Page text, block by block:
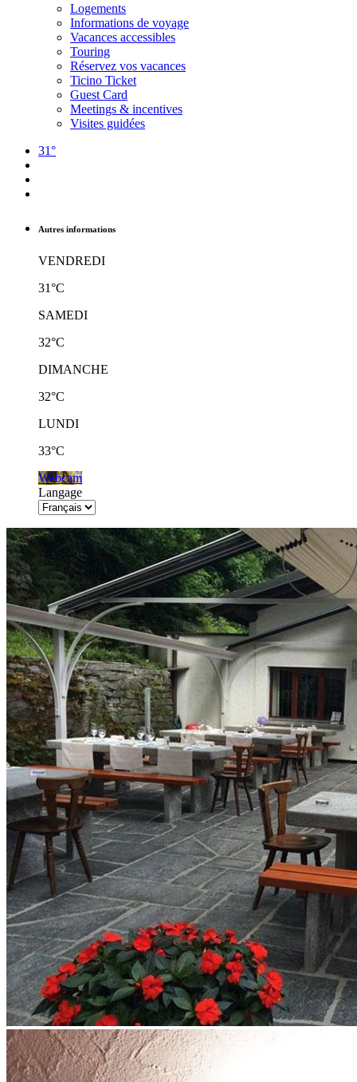
Logements
Informations de voyage
Vacances accessibles
Touring
Réservez vos vacances
Ticino Ticket
Guest Card
Meetings & incentives
Visites guidées
31°
Autres informations
VENDREDI
31°C
SAMEDI
32°C
DIMANCHE
32°C
LUNDI
33°C
Webcam
Langage